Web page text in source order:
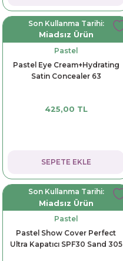
Son Kullanma Tarihi:
Miadsız Ürün
Pastel
Pastel Eye Cream+Hydrating
Satin Concealer 63
425,00 TL
SEPETE EKLE
Son Kullanma Tarihi:
Miadsız Ürün
Pastel
Pastel Show Cover Perfect
Ultra Kapatıcı SPF30 Sand 305